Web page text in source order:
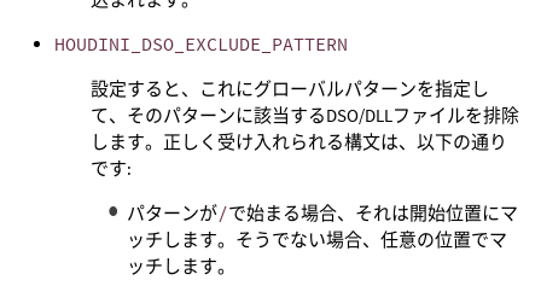
HOUDINI_DSO_EXCLUDE_PATTERN
設定すると、これにグローバルパターンを指定し
て、そのパターンに該当するDSO/DLLファイルを排除
します。正しく受け入れられる構文は、以下の通り
です:
パターンが/で始まる場合、それは開始位置にマ
ッチします。そうでない場合、任意の位置でマ
ッチします。